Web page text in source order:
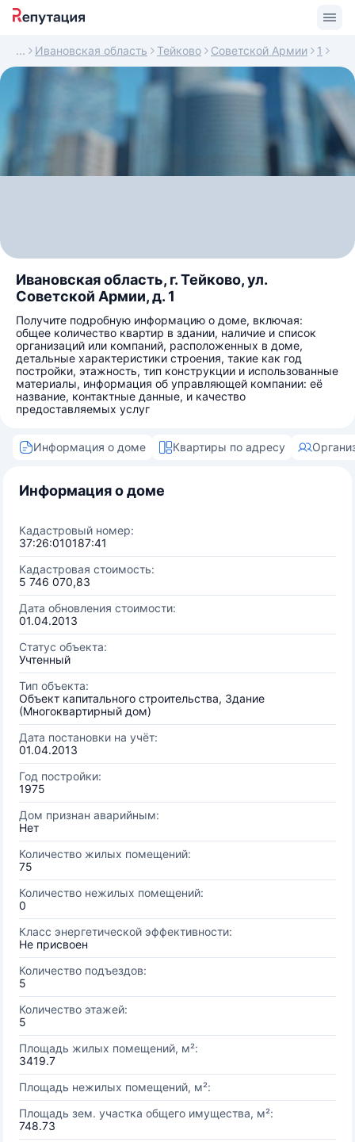
Ивановская область Тейково Советской Армии 1
Ивановская область, г. Тейково, ул.
Советской Армии, д. 1
Получите подробную информацию о доме, включая:
общее количество квартир в здании, наличие и список
организаций или компаний, расположенных в доме,
детальные характеристики строения, такие как год
постройки, этажность, тип конструкции и использованные
материалы, информация об управляющей компании: её
название, контактные данные, и качество
предоставляемых услуг
Информация о доме Квартиры по адресу
Информация о доме
Кадастровый номер:
37:26:010187:41
Кадастровая стоимость:
5 746 070,83
Дата обновления стоимости:
01.04.2013
Статус объекта:
Учтенный
Тип объекта:
Объект капитального строительства, Здание
(Многоквартирный дом)
Дата постановки на учёт:
01.04.2013
Год постройки:
1975
Дом признан аварийным:
Нет
Количество жилых помещений:
75
Количество нежилых помещений:
0
Класс энергетической эффективности:
Не присвоен
Количество подъездов:
5
Количество этажей:
5
Площадь жилых помещений, м²:
3419.7
Площадь нежилых помещений, м²:
Площадь зем. участка общего имущества, м²:
748.73